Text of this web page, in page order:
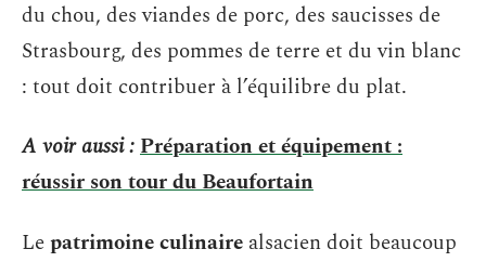
du chou, des viandes de porc, des saucisses de
Strasbourg, des pommes de terre et du vin blanc
: tout doit contribuer à l’équilibre du plat.
A voir aussi :Préparation et équipement :
réussir son tour du Beaufortain
Lepatrimoine culinaire alsacien doit beaucoup